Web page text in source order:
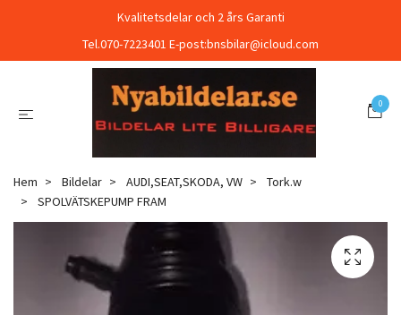
Kvalitetsdelar och 2 års Garanti
Tel.070-7223401 E-post:bnsbilar@icloud.com
0
Hem Bildelar AUDI,SEAT,SKODA, VW
Tork.w
SPOLVÄTSKEPUMP FRAM